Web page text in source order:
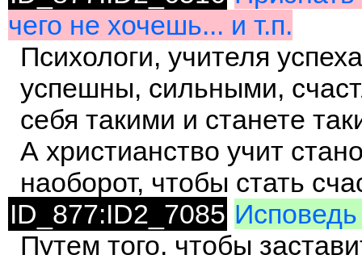
чего не хочешь... и т.п.
Психологи, учителя
успешны, сильными,
себя такими и станете
А христианство учит
наоборот, чтобы стать
ID_877:ID2_7085 Исповедь
Путем того, чтобы